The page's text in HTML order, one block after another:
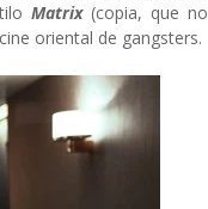
Matrix (copia, que no
oriental de gangsters.